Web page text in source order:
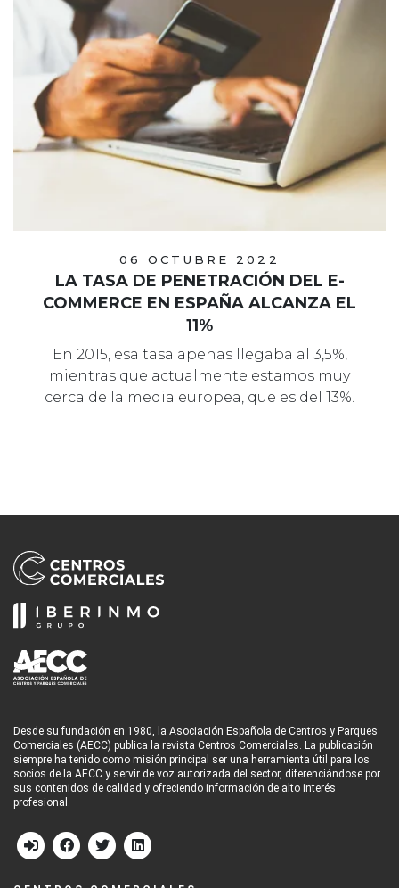
06 OCTUBRE 2022
LA TASA DE PENETRACIÓN DEL E-
COMMERCE EN ESPAÑA ALCANZA EL
11%
En 2015, esa tasa apenas llegaba al 3,5%,
mientras que actualmente estamos muy
cerca de la media europea, que es del 13%.
Desde su fundación en 1980, la Asociación Española de Centros y Parques
Comerciales (AECC) publica la revista Centros Comerciales. La publicación
siempre ha tenido como misión principal ser una herramienta útil para los
socios de la AECC y servir de voz autorizada del sector, diferenciándose por
sus contenidos de calidad y ofreciendo información de alto interés
profesional.